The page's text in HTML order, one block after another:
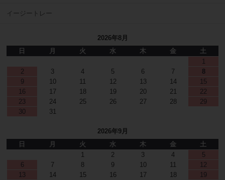
イージートレー
2026年8月
日
月 火 水 木 金
土
1
2
3 4 5 6 7
8
9
10 11 12 13 14
15
16
17 18 19 20 21
22
23
24 25 26 27 28
29
30
31
2026年9月
日
月 火 水 木 金
土
1
2 3 4
5
6
7 8 9 10 11
12
13
14 15 16 17 18
19